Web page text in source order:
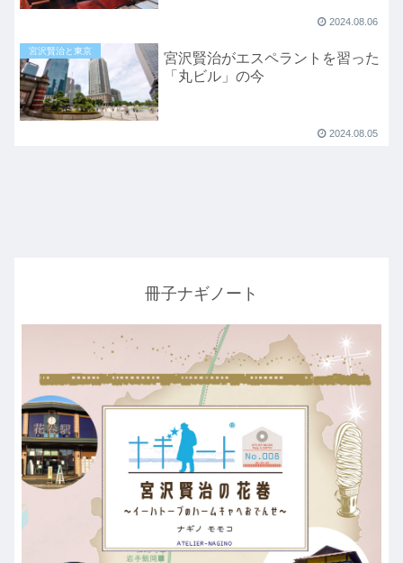
2024.08.06
宮沢賢治と東京
宮沢賢治がエスペラントを習った
「丸ビル」の今
2024.08.05
冊子ナギノート